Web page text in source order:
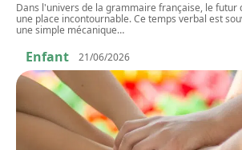
Dans l'univers de la grammaire française, le futur
une place incontournable. Ce temps verbal est
une simple mécanique…
Enfant 21/06/2026